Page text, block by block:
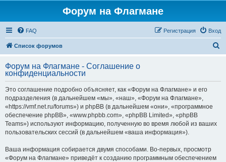
Форум на Флагмане
FAQ Вход
Регистрация
Список форумов
с
Форум на Флагмане - Соглашение о
конфиденциальности
Это соглашение подробно объясняет, как «Форум на Флагмане» и его
подразделения (в дальнейшем «мы», «наш», «Форум на Флагмане»,
«https://vmf.net.ru/forums») и phpBB (в дальнейшем «они», «программное
обеспечение phpBB», «www.phpbb.com», «phpBB Limited», «phpBB
Teams») используют информацию, полученную во время любой из ваших
пользовательских сессий (в дальнейшем «ваша информация»).
Ваша информация собирается двумя способами. Во-первых, просмотр
«Форум на Флагмане» приведёт к созданию программным обеспечением